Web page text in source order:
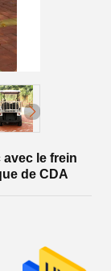
le frein
de CDA